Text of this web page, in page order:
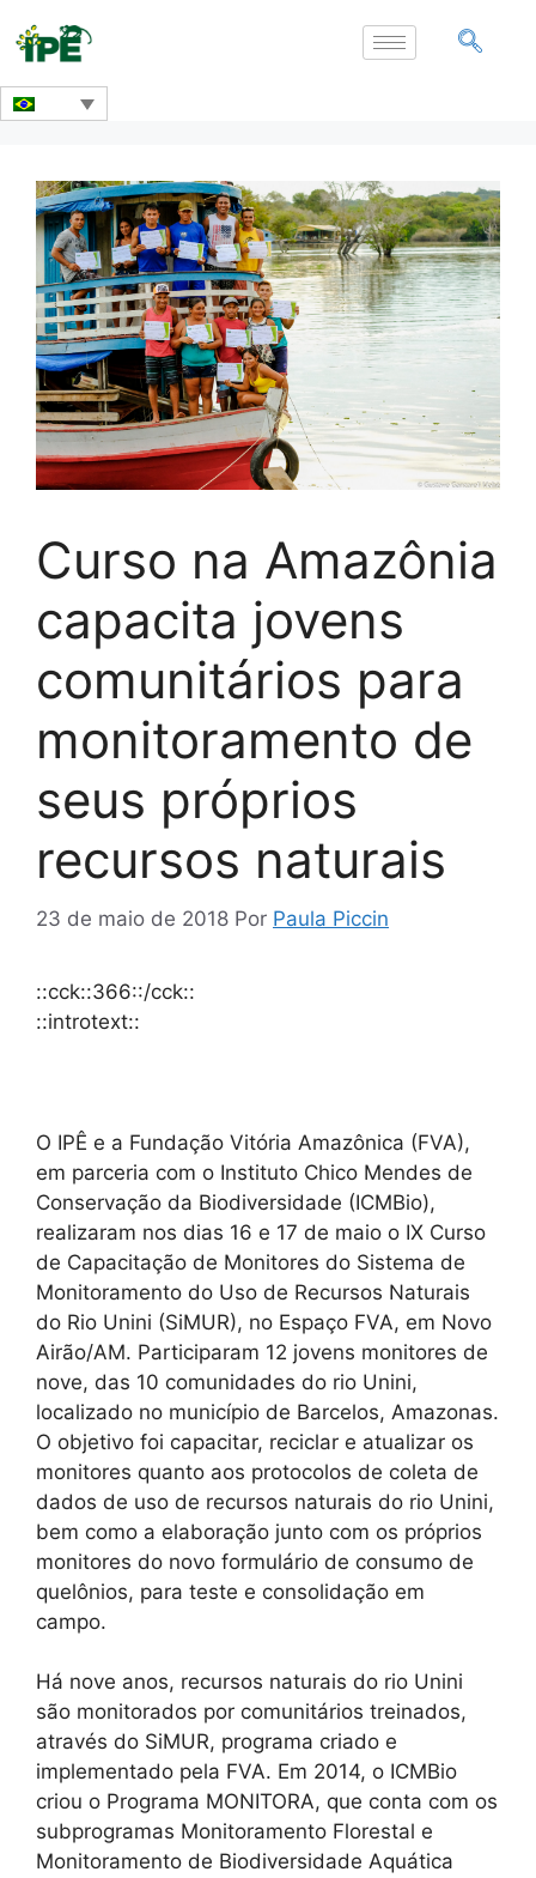
Curso na Amazônia
capacita jovens
comunitários para
monitoramento de
seus próprios
recursos naturais
23 de maio de 2018 Por Paula Piccin
::cck::366::/cck::
::introtext::
O IPÊ e a Fundação Vitória Amazônica (FVA),
em parceria com o Instituto Chico Mendes de
Conservação da Biodiversidade (ICMBio),
realizaram nos dias 16 e 17 de maio o IX Curso
de Capacitação de Monitores do Sistema de
Monitoramento do Uso de Recursos Naturais
do Rio Unini (SiMUR), no Espaço FVA, em Novo
Airão/AM. Participaram 12 jovens monitores de
nove, das 10 comunidades do rio Unini,
localizado no município de Barcelos, Amazonas.
O objetivo foi capacitar, reciclar e atualizar os
monitores quanto aos protocolos de coleta de
dados de uso de recursos naturais do rio Unini,
bem como a elaboração junto com os próprios
monitores do novo formulário de consumo de
quelônios, para teste e consolidação em
campo.
Há nove anos, recursos naturais do rio Unini
são monitorados por comunitários treinados,
através do SiMUR, programa criado e
implementado pela FVA. Em 2014, o ICMBio
criou o Programa MONITORA, que conta com os
subprogramas Monitoramento Florestal e
Monitoramento de Biodiversidade Aquática